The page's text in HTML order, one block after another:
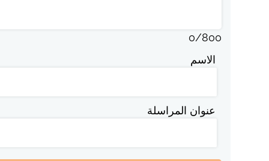
0/800
الاسم
عنوان المراسلة